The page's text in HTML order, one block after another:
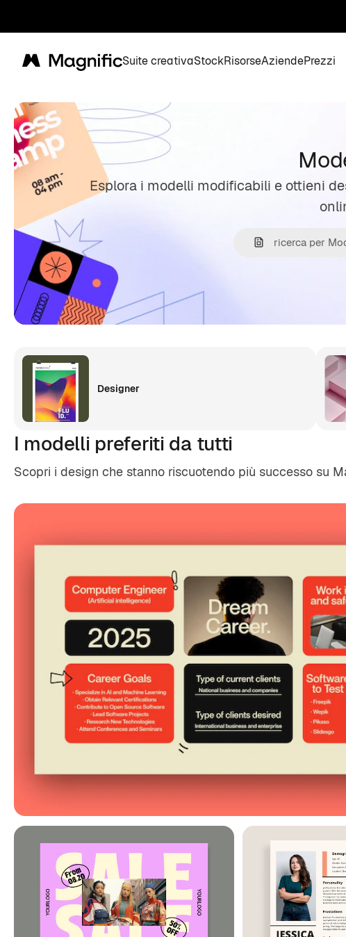
Magnific Suite creativaStockRisorseAziendePrezzi
Esplora i modelli modificabili e ottieni
Designer
I modelli preferiti da tutti
Scopri i design che stanno riscuotendo più successo su